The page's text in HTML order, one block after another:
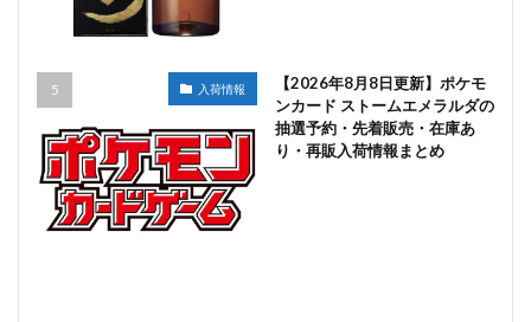
入荷情報
【2026年8月8日更新】ポケモ
ンカード ストームエメラルダの
抽選予約・先着販売・在庫あ
り・再販入荷情報まとめ